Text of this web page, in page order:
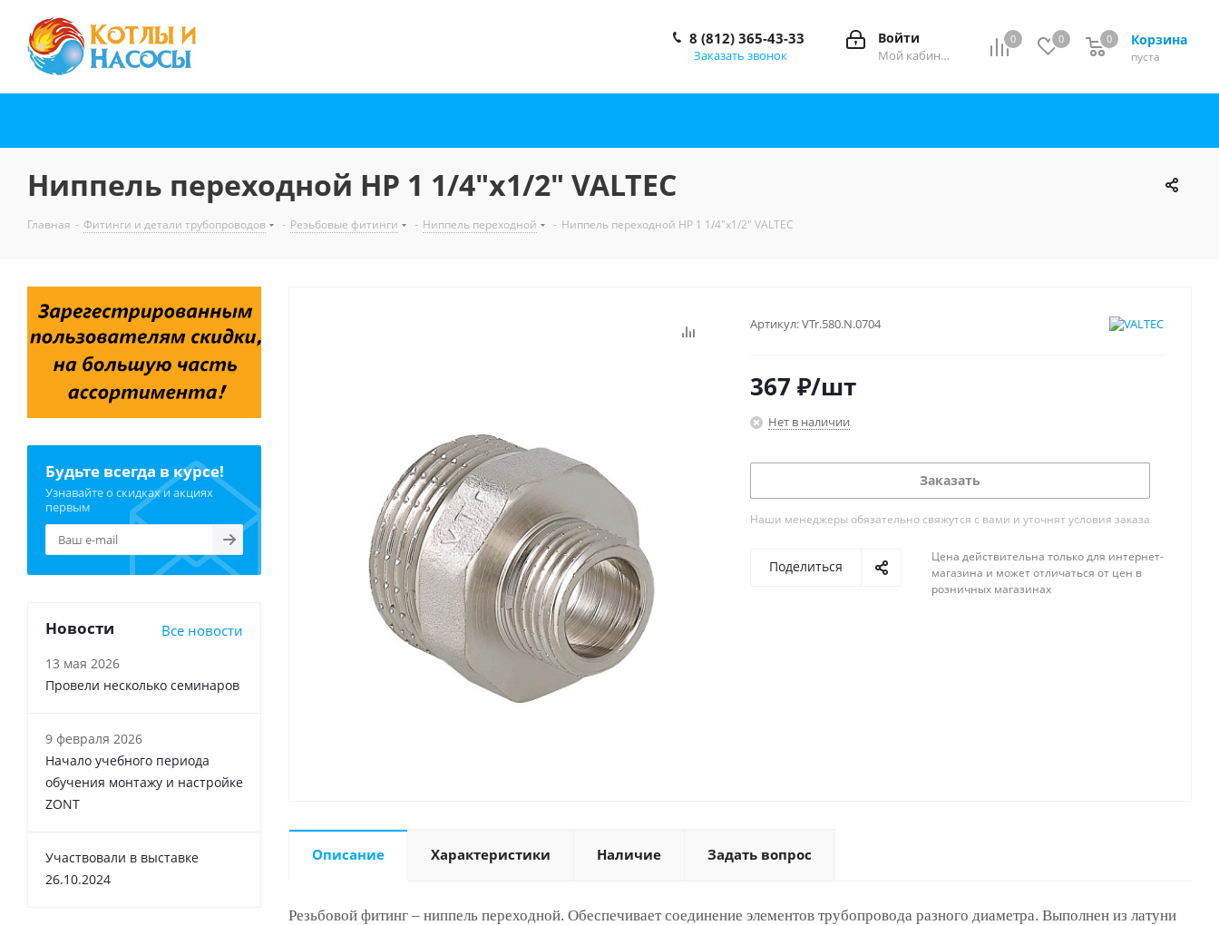
0 0 Корзина
0
пуста
0
Войти
Мой кабинет
8 (812) 365-43-33
Заказать звонок
Ниппель переходной НР 1 1/4"x1/2" VALTEC
Главная - Фитинги и детали трубопроводов - Резьбовые фитинги - Ниппель переходной - Ниппель переходной НР 1 1/4"x1/2" VALTEC
Артикул:VTr.580.N.0704
367 ₽/шт
Нет в наличии
Заказать
Наши менеджеры обязательно свяжутся с вами и уточнят условия заказа
Поделиться
Цена действительна только для интернет-
магазина и может отличаться от цен в
розничных магазинах
Описание Характеристики Наличие Задать вопрос
Резьбовой фитинг – ниппель переходной. Обеспечивает соединение элементов трубопровода разного диаметра. Выполнен из латуни
Будьте всегда в курсе!
Узнавайте о скидках и акциях
первым
Новости Все новости
13 мая 2026
Провели несколько семинаров
9 февраля 2026
Начало учебного периода
обучения монтажу и настройке
ZONT
Участвовали в выставке
26.10.2024